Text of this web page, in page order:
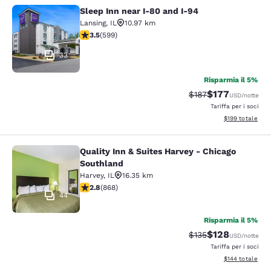
Sleep Inn near I-80 and I-94
33
Sleep Inn near I-80 and I-94
Lansing, IL
10.97 km
Valutazione di 3.54 stelle. Buono. 599 recensioni
3.5(599)
Risparmia il 5%
Tariffa di barratura:
$187Tariffa
$177USD/notte
Tariffa per i soci
Visualizza i
$199 totale
Quality Inn & Suites Harvey -
44
Quality Inn & Suites Harvey - Chicago
Southland
Harvey, IL
16.35 km
Valutazione di 2.82 stelle. Discreto. 868 recensioni
2.8(868)
Risparmia il 5%
Tariffa di barratura:
$135Tariffa
$128USD/notte
Tariffa per i soci
Visualizza i
$144 totale